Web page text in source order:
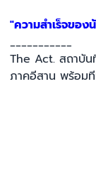
"ความสำเร็จขอ
___________
The Act. สถาบัน
ภาคอีสาน พร้อม